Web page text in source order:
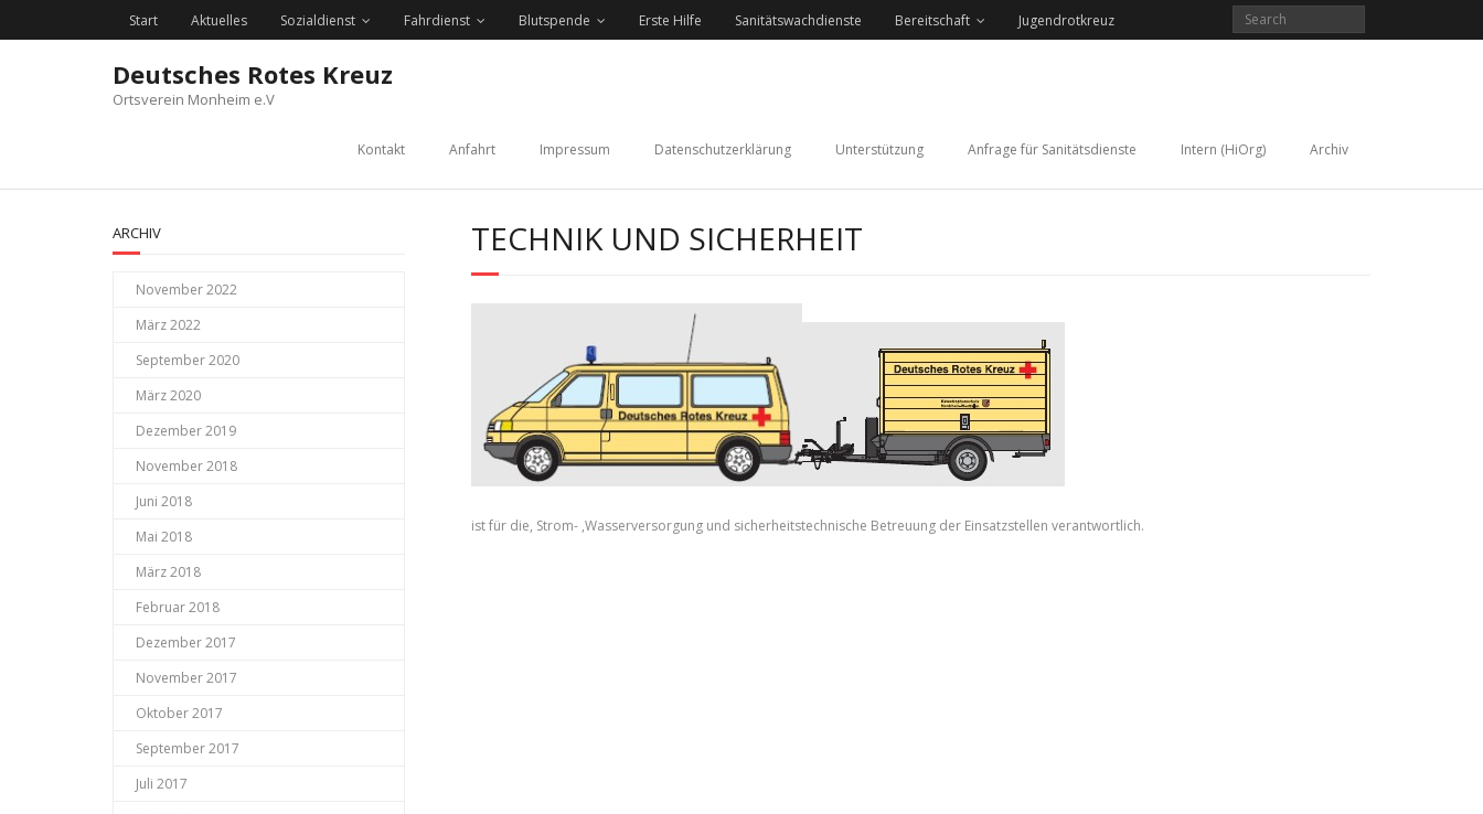
Start Aktuelles Sozialdienst Fahrdienst Blutspende Erste Hilfe Sanitätswachdienste Bereitschaft Jugendrotkreuz
Deutsches Rotes Kreuz
Ortsverein Monheim e.V
Kontakt Anfahrt Impressum Datenschutzerklärung Unterstützung Anfrage für Sanitätsdienste Intern (HiOrg) Archiv
TECHNIK UND SICHERHEIT
ist für die, Strom- ,Wasserversorgung und sicherheitstechnische Betreuung der Einsatzstellen verantwortlich.
ARCHIV
November 2022
März 2022
September 2020
März 2020
Dezember 2019
November 2018
Juni 2018
Mai 2018
März 2018
Februar 2018
Dezember 2017
November 2017
Oktober 2017
September 2017
Juli 2017